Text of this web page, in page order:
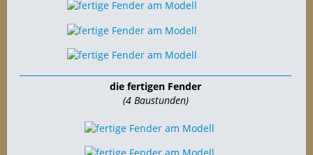
die fertigen Fender
(4 Baustunden)